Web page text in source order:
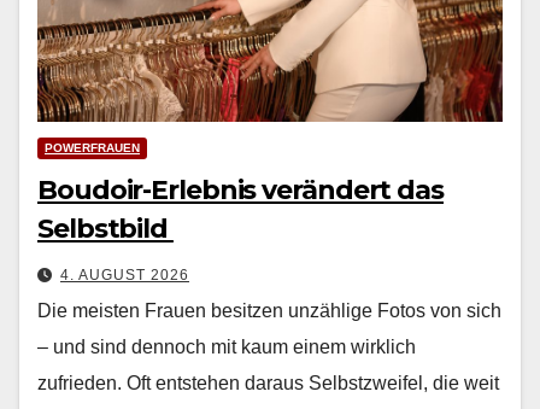
POWERFRAUEN
Boudoir-Erlebnis verändert das
Selbstbild
4. AUGUST 2026
Die meis­ten Frauen besitzen unzäh­lige Fotos von sich
– und sind den­noch mit kaum einem wirk­lich
zufrieden. Oft entste­hen daraus Selb­stzweifel, die weit